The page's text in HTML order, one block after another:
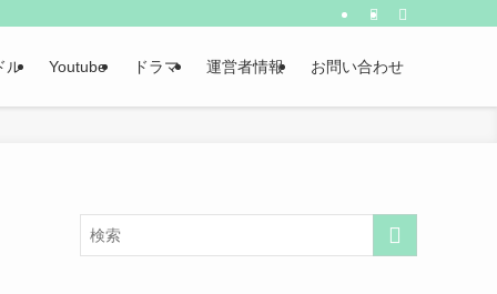
ル Youtube ドラマ 運営者情報 お問い合わせ